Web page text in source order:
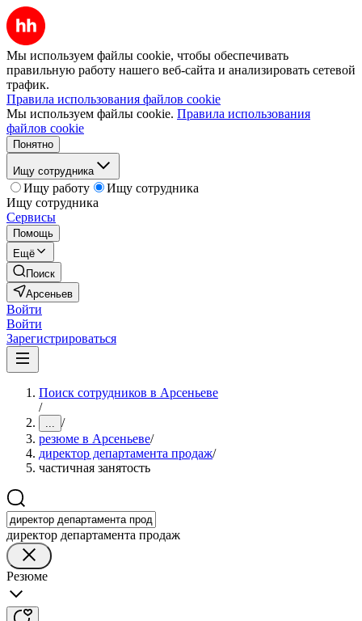
Мы используем файлы cookie, чтобы обеспечивать
правильную работу нашего веб-сайта и анализировать сетевой
трафик.
Правила использования файлов cookie
Мы используем файлы cookie. Правила использования
файлов cookie
Понятно
Ищу сотрудника
Ищу работу
Ищу сотрудника
Ищу сотрудника
Сервисы
Помощь
Ещё
Поиск
Арсеньев
Войти
Войти
Зарегистрироваться
Поиск сотрудников в Арсеньеве
/
... /
резюме в Арсеньеве/
директор департамента продаж/
частичная занятость
директор департамента продаж
Резюме